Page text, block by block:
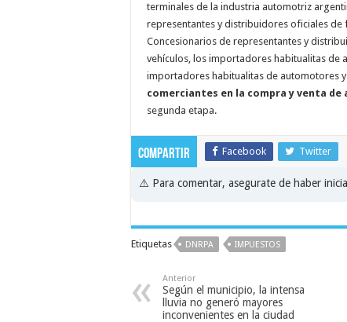
terminales de la industria automotriz
representantes y distribuidores oficiales
Concesionarios de representantes y
vehículos, los importadores habitualitas de
importadores habitualitas de automotores
comerciantes en la compra y venta
segunda etapa.
Compartir Facebook Twitter
⚠️ Para comentar, asegurate de haber
Etiquetas DNRPA IMPUESTOS
Anterior
Según el municipio, la intensa
lluvia no generó mayores
inconvenientes en la ciudad